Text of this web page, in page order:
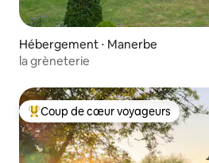
Hébergement ⋅ Manerbe
la grèneterie
Coups de cœur voyageurs les plus
Coup de cœur voyageurs